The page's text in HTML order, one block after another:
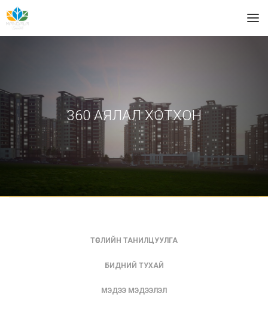
360 АЯЛАЛ ХОТХОН
ТӨСЛИЙН ТАНИЛЦУУЛГА
БИДНИЙ ТУХАЙ
МЭДЭЭ МЭДЭЭЛЭЛ